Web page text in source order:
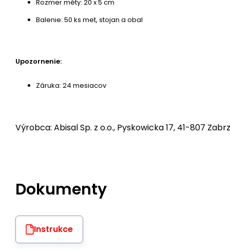
Rozmer méty: 20 x 5 cm
Balenie: 50 ks met, stojan a obal
Upozornenie:
Záruka: 24 mesiacov
Výrobca: Abisal Sp. z o.o., Pyskowicka 17, 41-807
Dokumenty
Instrukce